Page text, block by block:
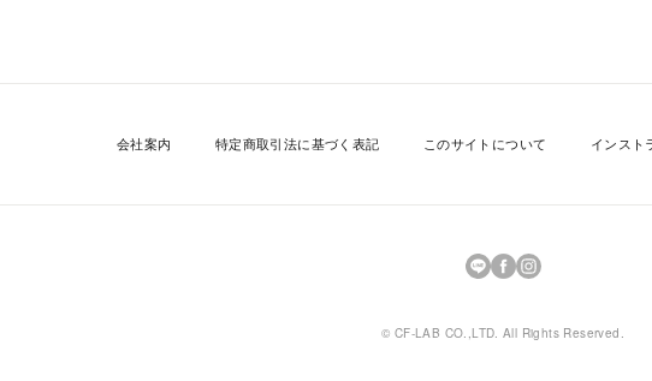
会社案内 特定商取引法に基づく表記 このサイトについて インスト
© CF-LAB CO.,LTD. All Rights Reserved.